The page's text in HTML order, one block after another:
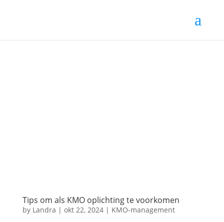
Tips om als KMO oplichting te voorkomen
by Landra | okt 22, 2024| KMO-management